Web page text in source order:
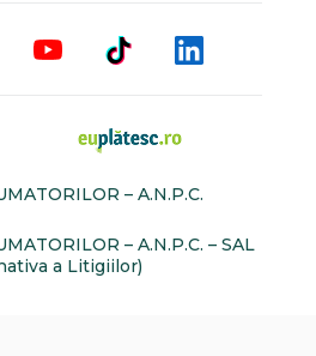
– A.N.P.C.
– A.N.P.C. – SAL
a Litigiilor)